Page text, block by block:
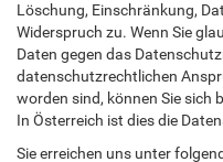
Löschung, Einschränkung,
Widerspruch zu. Wenn Sie
Daten gegen das
datenschutzrechtlichen
worden sind, können Sie sich
In Österreich ist dies die
Sie erreichen uns unter